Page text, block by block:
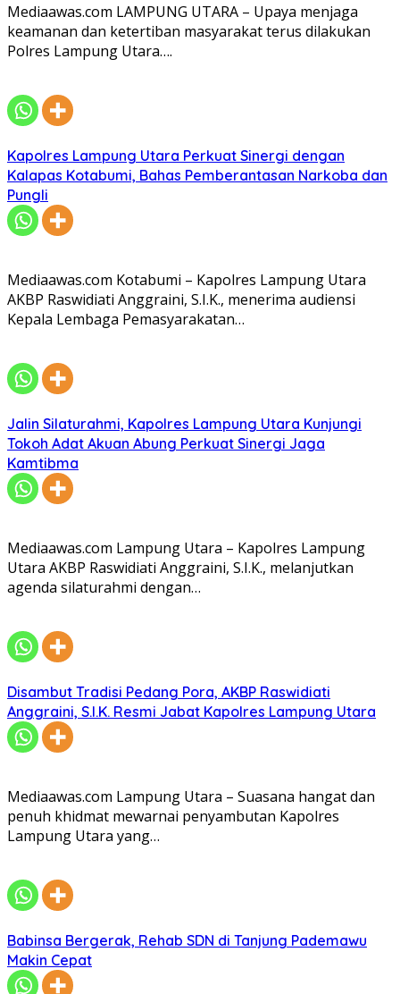
Mediaawas.com LAMPUNG UTARA – Upaya menjaga
keamanan dan ketertiban masyarakat terus dilakukan
Polres Lampung Utara….
Kapolres Lampung Utara Perkuat Sinergi dengan
Kalapas Kotabumi, Bahas Pemberantasan Narkoba dan
Pungli
Mediaawas.com Kotabumi – Kapolres Lampung Utara
AKBP Raswidiati Anggraini, S.I.K., menerima audiensi
Kepala Lembaga Pemasyarakatan…
Jalin Silaturahmi, Kapolres Lampung Utara Kunjungi
Tokoh Adat Akuan Abung Perkuat Sinergi Jaga
Kamtibma
Mediaawas.com Lampung Utara – Kapolres Lampung
Utara AKBP Raswidiati Anggraini, S.I.K., melanjutkan
agenda silaturahmi dengan…
Disambut Tradisi Pedang Pora, AKBP Raswidiati
Anggraini, S.I.K. Resmi Jabat Kapolres Lampung Utara
Mediaawas.com Lampung Utara – Suasana hangat dan
penuh khidmat mewarnai penyambutan Kapolres
Lampung Utara yang…
Babinsa Bergerak, Rehab SDN di Tanjung Pademawu
Makin Cepat